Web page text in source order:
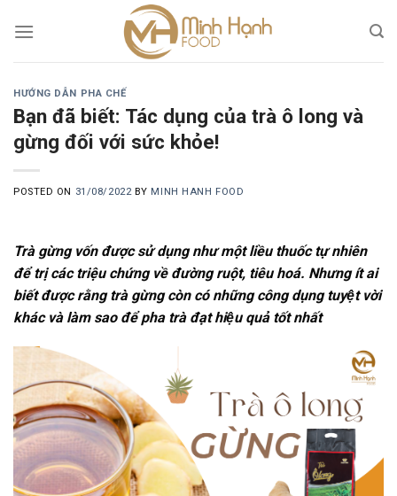
HƯỚNG DẪN PHA CHẾ
Bạn đã biết: Tác dụng của trà ô long và
gừng đối với sức khỏe!
POSTED ON 31/08/2022 BY MINH HANH FOOD
Trà gừng vốn được sử dụng như một liều thuốc tự nhiên
để trị các triệu chứng về đường ruột, tiêu hoá. Nhưng ít ai
biết được rằng trà gừng còn có những công dụng tuyệt vời
khác và làm sao để pha trà đạt hiệu quả tốt nhất